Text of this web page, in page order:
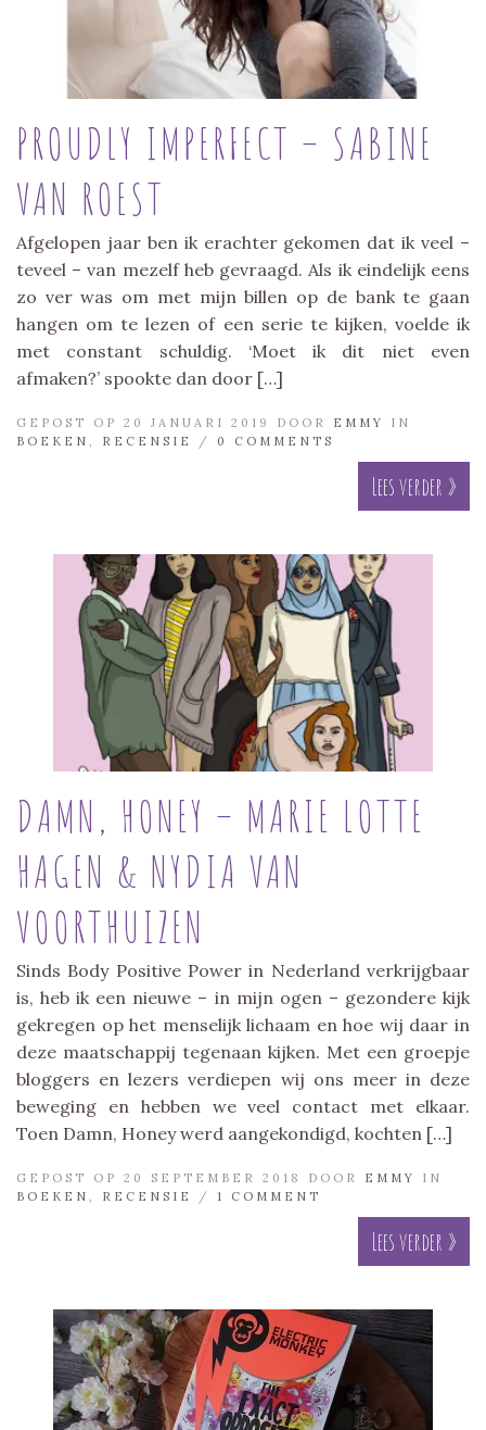
PROUDLY IMPERFECT – SABINE
VAN ROEST
Afgelopen jaar ben ik erachter gekomen dat ik veel –
teveel – van mezelf heb gevraagd. Als ik eindelijk eens
zo ver was om met mijn billen op de bank te gaan
hangen om te lezen of een serie te kijken, voelde ik
met constant schuldig. ‘Moet ik dit niet even
afmaken?’ spookte dan door […]
GEPOST OP 20 JANUARI 2019 DOOR EMMY
IN
BOEKEN
RECENSIE / 0 COMMENTS
Lees verder »
DAMN, HONEY – MARIE LOTTE
HAGEN & NYDIA VAN
VOORTHUIZEN
Sinds Body Positive Power in Nederland verkrijgbaar
is, heb ik een nieuwe – in mijn ogen – gezondere kijk
gekregen op het menselijk lichaam en hoe wij daar in
deze maatschappij tegenaan kijken. Met een groepje
bloggers en lezers verdiepen wij ons meer in deze
beweging en hebben we veel contact met elkaar.
Toen Damn, Honey werd aangekondigd, kochten […]
GEPOST OP 20 SEPTEMBER 2018 DOOR EMMY
IN
BOEKEN
RECENSIE / 1 COMMENT
Lees verder »